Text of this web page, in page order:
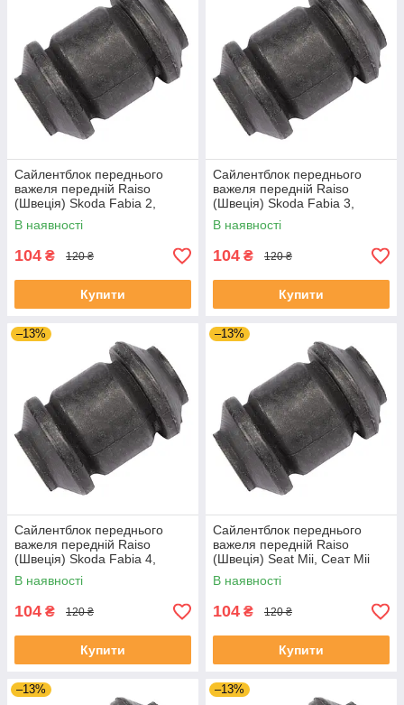
Сайлентблок переднього
важеля передній Raiso
(Швеція) Skoda Fabia 2,
Шкода Фабія 2 06-14 #RL-
1J0182V UADIKZU4
В наявності
104 ₴ 120 ₴
Купити
Сайлентблок переднього
важеля передній Raiso
(Швеція) Skoda Fabia 3,
Шкода Фабія 3 14-21 #RL-
1J0182V UATXDAZ4
В наявності
104 ₴ 120 ₴
Купити
–13%
Сайлентблок переднього
важеля передній Raiso
(Швеція) Skoda Fabia 4,
Шкода Фабія 4 21- #RL-
1J0182V UAJJVOC4
В наявності
104 ₴ 120 ₴
Купити
–13%
Сайлентблок переднього
важеля передній Raiso
(Швеція) Seat Mii, Сеат Міі
11-19 #RL-1J0182V
UAAVQUI4
В наявності
104 ₴ 120 ₴
Купити
–13% –13%